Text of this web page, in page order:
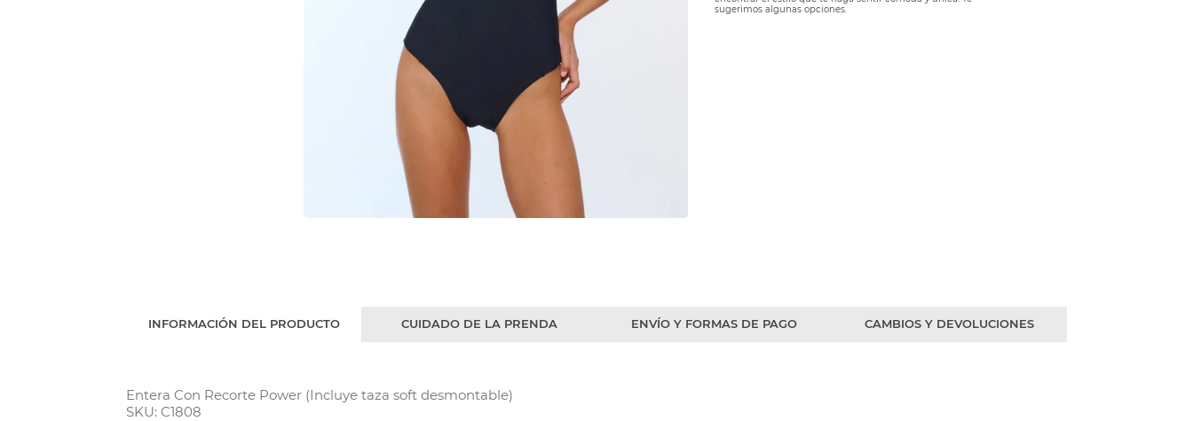
sugerimos algunas opciones.
INFORMACIÓN DEL PRODUCTO CUIDADO DE LA PRENDA ENVÍO Y FORMAS DE PAGO CAMBIOS Y DEVOLUCIONES
Entera Con Recorte Power (Incluye taza soft desmontable)
SKU: C1808